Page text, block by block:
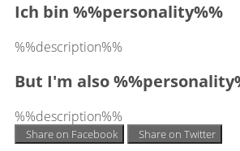
Ich bin %%personality%%
%%description%%
But I'm also
%%description%%
Share on Facebook Share on Twitter